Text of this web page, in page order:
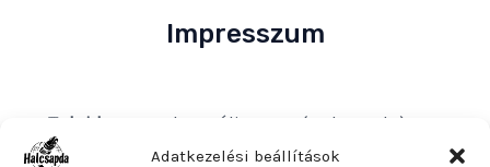
Adatkezelési beállítások
Impresszum
Tulajdonos
: Bakos Bálint E. V. (Halcsapda)
Székhely és postacím: 2890 Tata, Nyárfa u. 7.